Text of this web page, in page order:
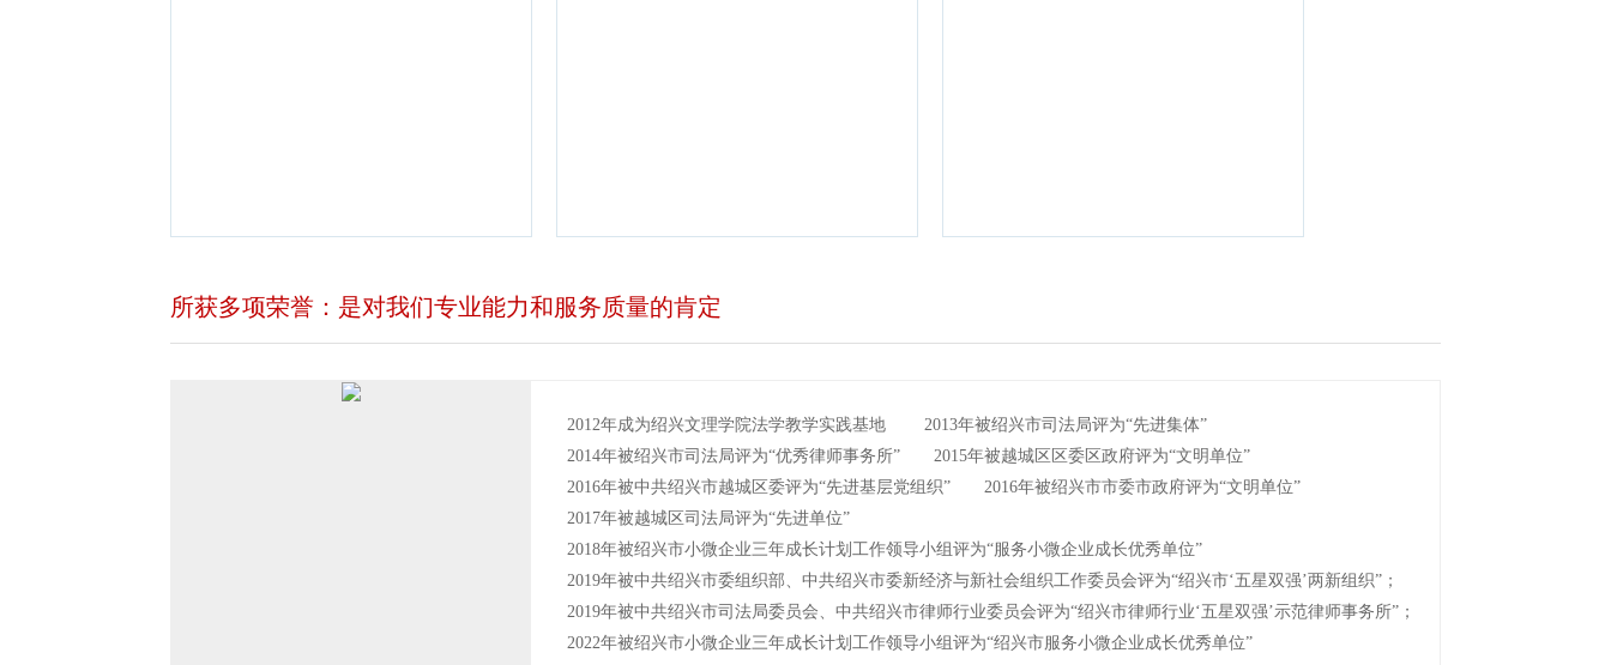
所获多项荣誉：是对我们专业能力和服务质量的肯定
2012年成为绍兴文理学院法学教学实践基地 2013年被绍兴市司法局评为“先进集体”
2014年被绍兴市司法局评为“优秀律师事务所” 2015年被越城区区委区政府评为“文明单位”
2016年被中共绍兴市越城区委评为“先进基层党组织” 2016年被绍兴市市委市政府评为“文明单位”
2017年被越城区司法局评为“先进单位”
2018年被绍兴市小微企业三年成长计划工作领导小组评为“服务小微企业成长优秀单位”
2019年被中共绍兴市委组织部、中共绍兴市委新经济与新社会组织工作委员会评为“绍兴市‘五星双强’两新组织”；
2019年被中共绍兴市司法局委员会、中共绍兴市律师行业委员会评为“绍兴市律师行业‘五星双强’示范律师事务所”；
2022年被绍兴市小微企业三年成长计划工作领导小组评为“绍兴市服务小微企业成长优秀单位”